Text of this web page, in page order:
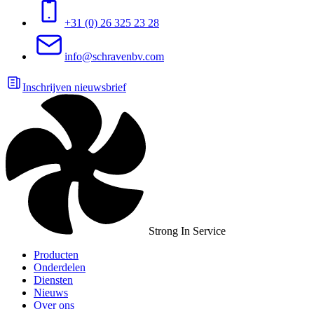
+31 (0) 26 325 23 28
info@schravenbv.com
Inschrijven nieuwsbrief
Strong In Service
Producten
Onderdelen
Diensten
Nieuws
Over ons